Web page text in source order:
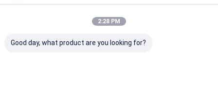
2:28 PM
Good day, what product are you looking for?